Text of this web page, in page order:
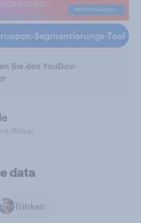
Segmentierungs-Tool
Sie den YouGov-
Writer
data
Trinken